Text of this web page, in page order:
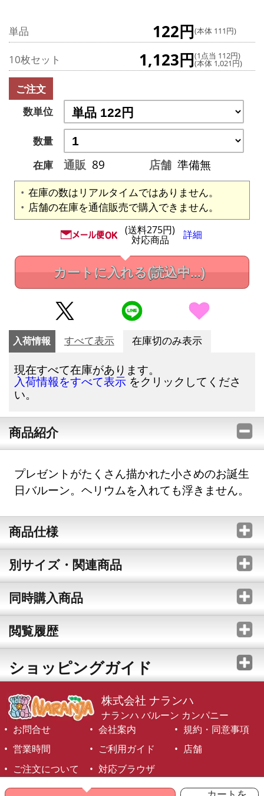
単品 122円(本体 111円)
10枚セット 1,123円(1点当 112円)
(本体 1,021円)
ご注文
数単位
数量
在庫
通販 89 店舗 準備無
在庫の数はリアルタイムではありません。
店舗の在庫を通信販売で購入できません。
(送料275円)
対応商品 詳細
カートに入れる(読込中...)
入荷情報 すべて表示 在庫切のみ表示
現在すべて在庫があります。
入荷情報をすべて表示 をクリックしてくださ
い。
商品紹介
プレゼントがたくさん描かれた小さめのお誕生
日バルーン。ヘリウムを入れても浮きません。
商品仕様
別サイズ・関連商品
同時購入商品
閲覧履歴
ショッピングガイド
株式会社 ナランハ
ナランハ バルーン カンパニー
お問合せ
会社案内
規約・同意事項
営業時間
ご利用ガイド
店舗
ご注文について
対応ブラウザ
©1999-2026 NARANJA Inc. All Rights Reserved.